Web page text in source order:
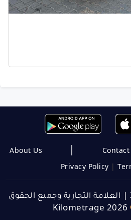
About Us |
Contact
Privacy Policy |
| العلامة التجارية وجميع الحقوق
Kilometrage 2026